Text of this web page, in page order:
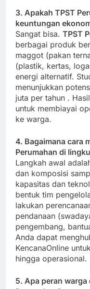
3. Apakah TPST
keuntungan
Sangat bisa. TPST
berbagai produk
maggot (pakan
(plastik, kertas,
energi alternatif.
menunjukkan
juta per tahun .
untuk membiayai
ke warga.
4. Bagaimana cara
Perumahan di
Langkah awal
dan komposisi
kapasitas dan
bentuk tim
lakukan
pendanaan
pengembang,
Anda dapat
KencanaOnline
hingga operasional.
5. Apa peran warga